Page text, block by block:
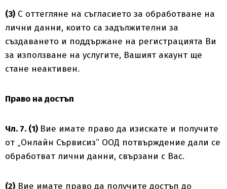
(3) С оттегляне на съгласието за обработване на
лични данни, които са задължителни за
създаването и поддържане на регистрацията Ви
за използване на услугите, Вашият акаунт ще
стане неактивен.
Право на достъп
Чл. 7. (1) Вие имате право да изискате и получите
от „Онлайн Сървисиз“ ООД потвърждение дали се
обработват лични данни, свързани с Вас.
(2) Вие имате право да получите достъп до